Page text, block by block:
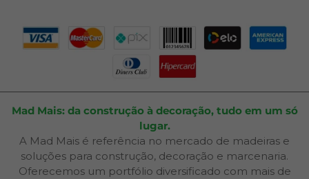
Mad Mais: da construção à decoração, tudo em um só
lugar.
A Mad Mais é referência no mercado de madeiras e
soluções para construção, decoração e marcenaria.
Oferecemos um portfólio diversificado com mais de